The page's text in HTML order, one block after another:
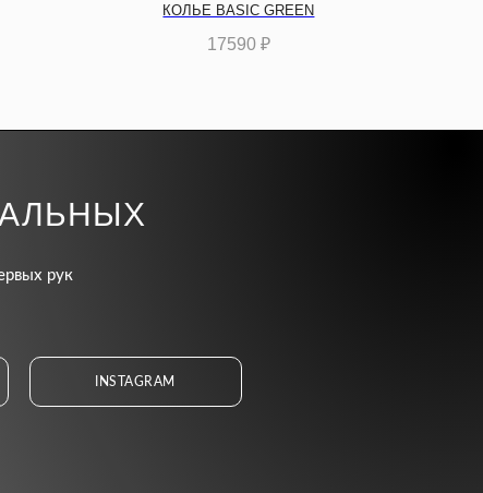
КОЛЬЕ BASIC GREEN
17590 ₽
рук
INSTAGRAM